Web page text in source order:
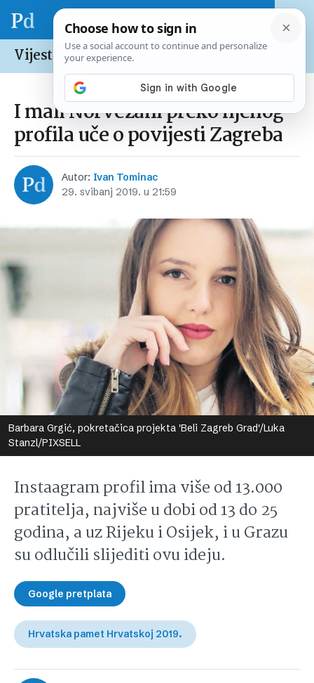
Vijesti /Hrvatska
I mali Norvežani preko njenog
profila uče o povijesti Zagreba
Autor: Ivan Tominac
29. svibanj 2019. u 21:59
Barbara Grgić, pokretačica projekta 'Beli Zagreb Grad'/Luka
Stanzl/PIXSELL
Instaagram profil ima više od 13.000
pratitelja, najviše u dobi od 13 do 25
godina, a uz Rijeku i Osijek, i u Grazu
su odlučili slijediti ovu ideju.
Google pretplata
Hrvatska pamet Hrvatskoj 2019.